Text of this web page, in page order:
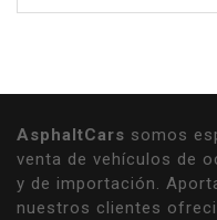
AsphaltCars somos
venta de vehículos de
y de importación.
nuestros clientes